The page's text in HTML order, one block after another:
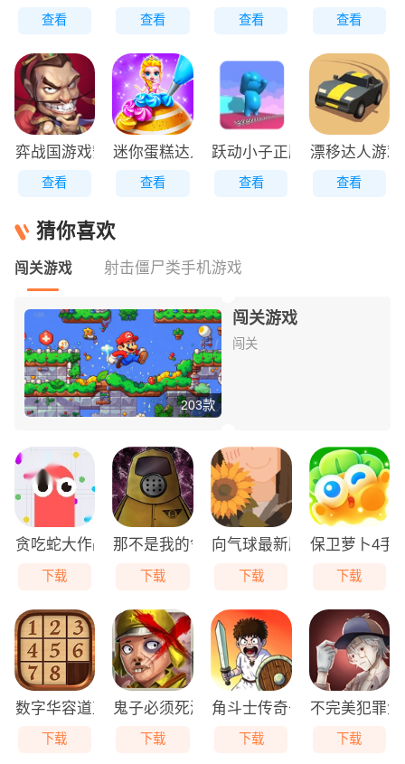
查看 查看 查看 查看
弈战国游戏安装包
查看
迷你蛋糕达人原版
查看
跃动小子正版
查看
漂移达人游
查看
猜你喜欢
闯关游戏 射击僵尸类手机游戏
闯关游戏
闯关
203款
贪吃蛇大作战免费版
下载
那不是我的邻居游戏无广告版
下载
向气球最新版
下载
保卫萝卜4手
下载
数字华容道直装版
下载
鬼子必须死游戏最新版
下载
角斗士传奇去广告版
下载
不完美犯罪
下载